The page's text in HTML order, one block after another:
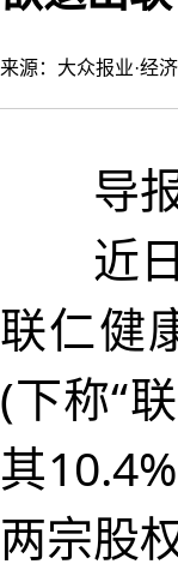
来源：大众报业·
导报
近日
联仁健
(下称“
其
两宗股